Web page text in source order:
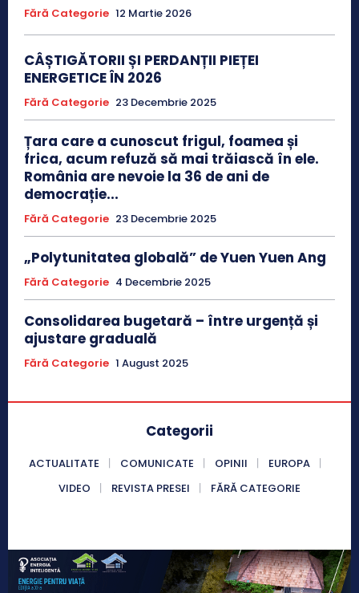
Fără Categorie 12 Martie 2026
CÂȘTIGĂTORII ȘI PERDANȚII PIEȚEI
ENERGETICE ÎN 2026
Fără Categorie 23 Decembrie 2025
Țara care a cunoscut frigul, foamea și
frica, acum refuză să mai trăiască în ele.
România are nevoie la 36 de ani de
democrație...
Fără Categorie 23 Decembrie 2025
„Polytunitatea globală” de Yuen Yuen Ang
Fără Categorie 4 Decembrie 2025
Consolidarea bugetară – între urgență și
ajustare graduală
Fără Categorie 1 August 2025
Categorii
ACTUALITATE COMUNICATE OPINII
EUROPA
VIDEO
REVISTA PRESEI FĂRĂ CATEGORIE